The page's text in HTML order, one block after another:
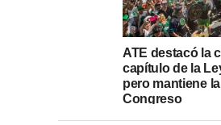
ATE destacó la
capítulo de la
pero mantiene
Congreso